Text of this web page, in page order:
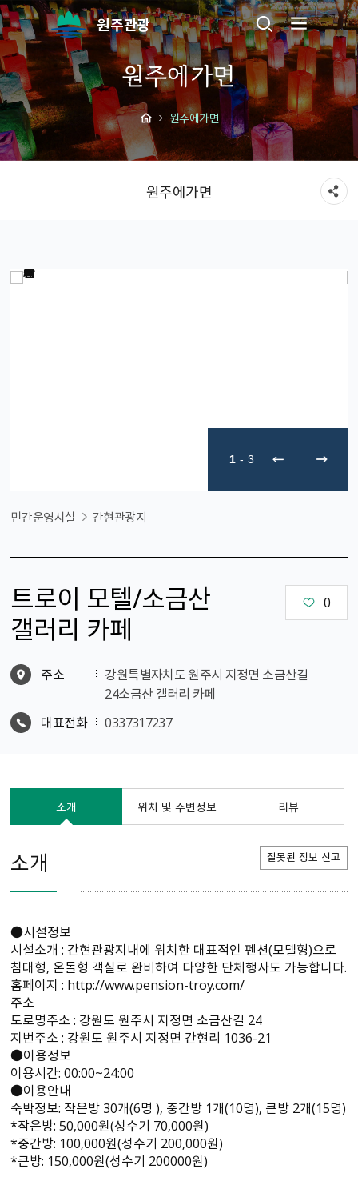
원주관광
원주에가면
원주에가면
원주에가면
1 - 3
민간운영시설 간현관광지
트로이 모텔/소금산
갤러리 카페
0
주소
강원특별자치도 원주시 지정면 소금산길
24소금산 갤러리 카페
대표전화
0337317237
소개 위치 및 주변정보 리뷰
소개 잘못된 정보 신고
●시설정보
시설소개 : 간현관광지내에 위치한 대표적인 펜션(모텔형)으로
침대형, 온돌형 객실로 완비하여 다양한 단체행사도 가능합니다.
홈페이지 : http://www.pension-troy.com/
주소
도로명주소 : 강원도 원주시 지정면 소금산길 24
지번주소 : 강원도 원주시 지정면 간현리 1036-21
●이용정보
이용시간: 00:00~24:00
●이용안내
숙박정보: 작은방 30개(6명 ), 중간방 1개(10명), 큰방 2개(15명)
*작은방: 50,000원(성수기 70,000원)
*중간방: 100,000원(성수기 200,000원)
*큰방: 150,000원(성수기 200000원)